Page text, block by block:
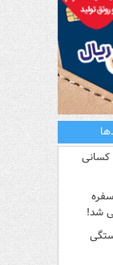
کسانی